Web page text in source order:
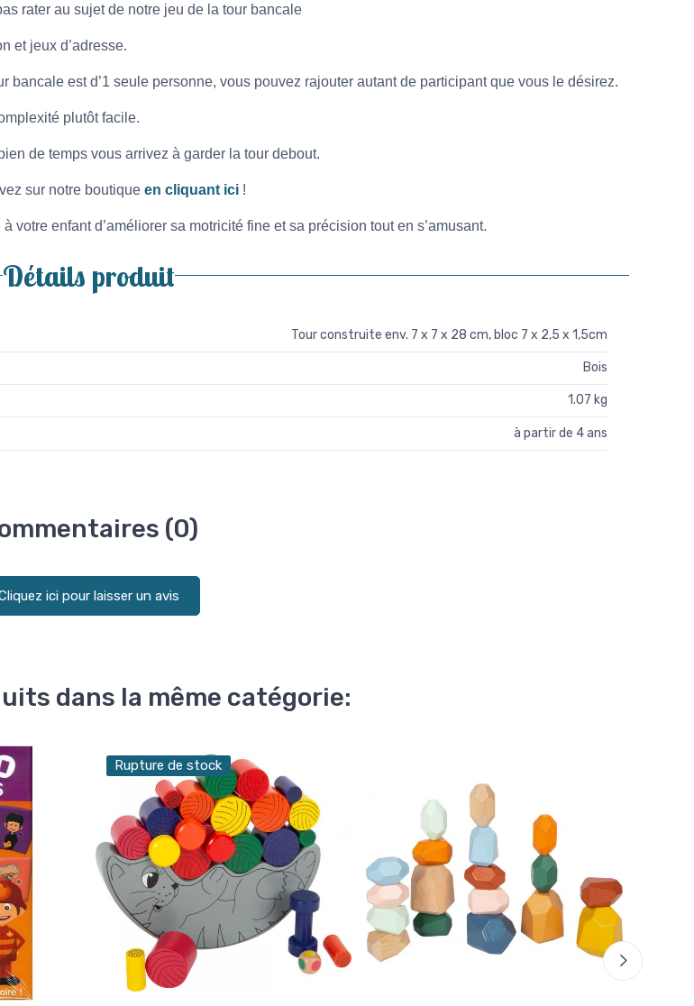
rater au sujet de notre jeu de la tour bancale
et jeux d’adresse.
est d’1 seule personne, vous pouvez rajouter autant de participant que vous le désirez.
plutôt facile.
de temps vous arrivez à garder la tour debout.
sur notre boutique en cliquant ici !
votre enfant d’améliorer sa motricité fine et sa précision tout en s’amusant.
Détails produit
Tour construite env. 7 x 7 x 28 cm, bloc 7 x 2,5 x 1,5cm
Bois
1.07 kg
à partir de 4 ans
(0)
ici pour laisser un avis
dans la même catégorie:
Rupture de stock